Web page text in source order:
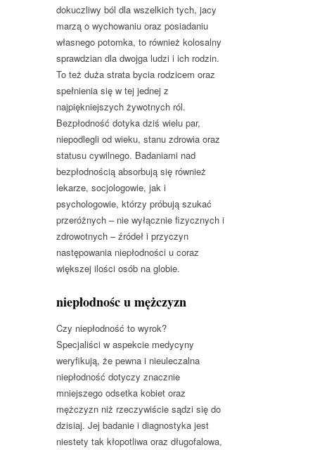
dokuczliwy ból dla wszelkich tych, jacy
marzą o wychowaniu oraz posiadaniu
własnego potomka, to również kolosalny
sprawdzian dla dwojga ludzi i ich rodzin.
To też duża strata bycia rodzicem oraz
spełnienia się w tej jednej z
najpiękniejszych żywotnych ról.
Bezpłodność dotyka dziś wielu par,
niepodlegli od wieku, stanu zdrowia oraz
statusu cywilnego. Badaniami nad
bezpłodnością absorbują się również
lekarze, socjologowie, jak i
psychologowie, którzy próbują szukać
przeróżnych – nie wyłącznie fizycznych i
zdrowotnych – źródeł i przyczyn
następowania niepłodności u coraz
większej ilości osób na globie.
niepłodnośc u mężczyzn
Czy niepłodność to wyrok?
Specjaliści w aspekcie medycyny
weryfikują, że pewna i nieuleczalna
niepłodność dotyczy znacznie
mniejszego odsetka kobiet oraz
mężczyzn niż rzeczywiście sądzi się do
dzisiaj. Jej badanie i diagnostyka jest
niestety tak kłopotliwa oraz długofalowa,